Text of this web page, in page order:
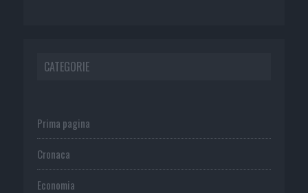
CATEGORIE
Prima pagina
Cronaca
Economia